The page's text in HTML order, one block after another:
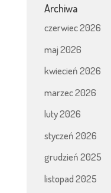
Archiwa
czerwiec 2026
maj 2026
kwiecień 2026
marzec 2026
luty 2026
styczeń 2026
grudzień 2025
listopad 2025